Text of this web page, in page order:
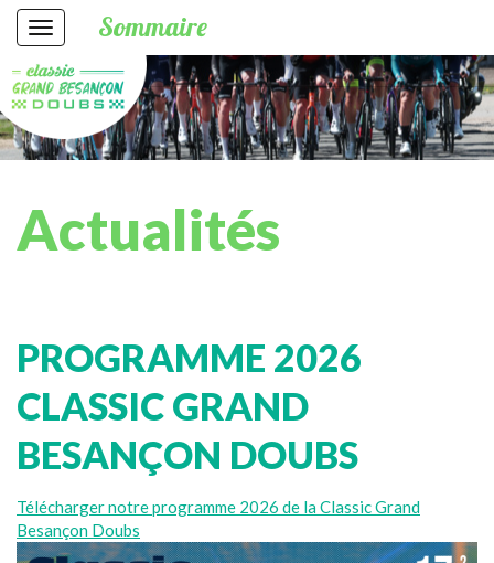
Sommaire
Actualités
PROGRAMME 2026
CLASSIC GRAND
BESANÇON DOUBS
Télécharger notre programme 2026 de la Classic Grand
Besançon Doubs